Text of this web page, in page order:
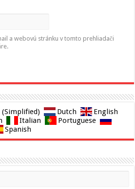
a webovú stránku v tomto prehliadači
(Simplified) Dutch
English
Italian
Portuguese
Spanish